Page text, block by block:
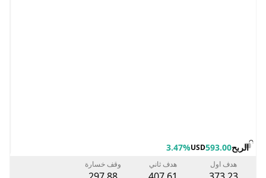
الربح593.00
USD
3.47%
هدف اول هدف ثاني وقف خسارة